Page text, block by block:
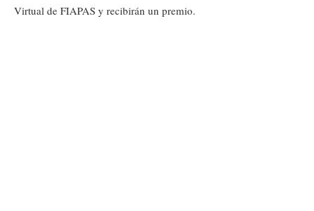
Virtual de FIAPAS y recibirán un premio.